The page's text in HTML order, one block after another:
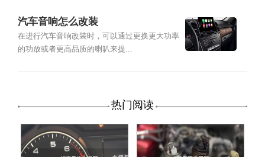
汽车音响怎么改装
在进行汽车音响改装时，可以通过更换更大功率
的功放或者更高品质的喇叭来提...
热门阅读